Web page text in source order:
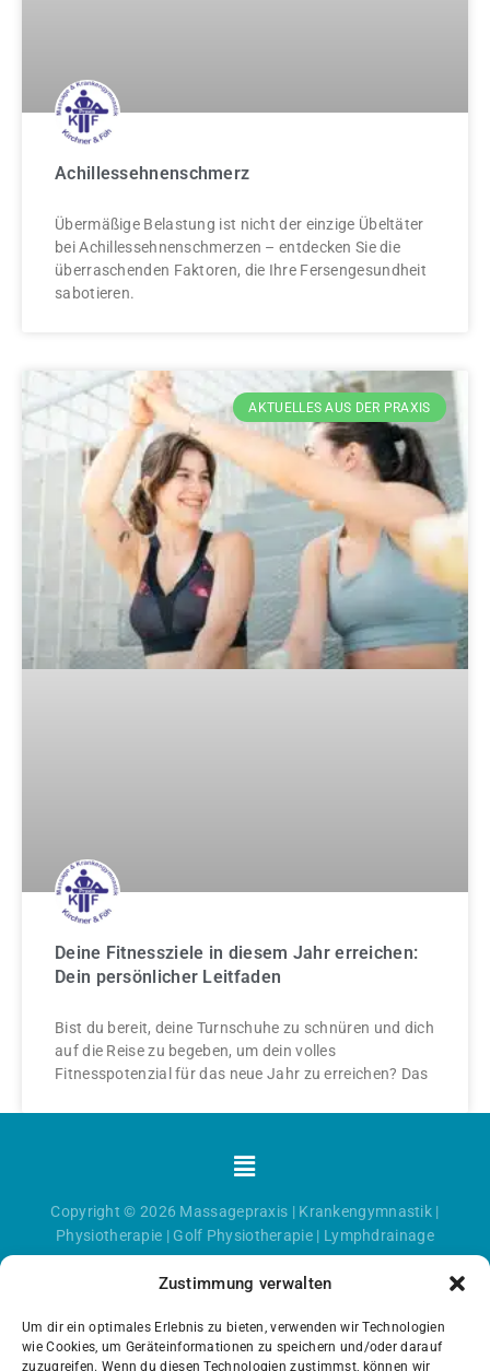
Zustimmung verwalten
Um dir ein optimales Erlebnis zu bieten, verwenden wir Technologien
wie Cookies, um Geräteinformationen zu speichern und/oder darauf
zuzugreifen. Wenn du diesen Technologien zustimmst, können wir
Achillessehnenschmerz
Übermäßige Belastung ist nicht der einzige Übeltäter
bei Achillessehnenschmerzen – entdecken Sie die
überraschenden Faktoren, die Ihre Fersengesundheit
sabotieren.
AKTUELLES AUS DER PRAXIS
Deine Fitnessziele in diesem Jahr erreichen:
Dein persönlicher Leitfaden
Bist du bereit, deine Turnschuhe zu schnüren und dich
auf die Reise zu begeben, um dein volles
Fitnesspotenzial für das neue Jahr zu erreichen? Das
Menü
Copyright © 2026 Massagepraxis | Krankengymnastik |
Physiotherapie | Golf Physiotherapie | Lymphdrainage